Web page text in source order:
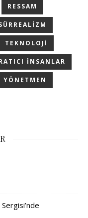
RESSAM
TEKNOLOJI
INSANLAR
YÖNETMEN